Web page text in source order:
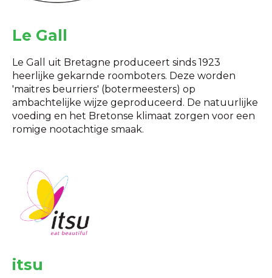
Le Gall
Le Gall uit Bretagne produceert sinds 1923
heerlijke gekarnde roomboters. Deze worden
'maitres beurriers' (botermeesters) op
ambachtelijke wijze geproduceerd. De natuurlijke
voeding en het Bretonse klimaat zorgen voor een
romige nootachtige smaak.
itsu